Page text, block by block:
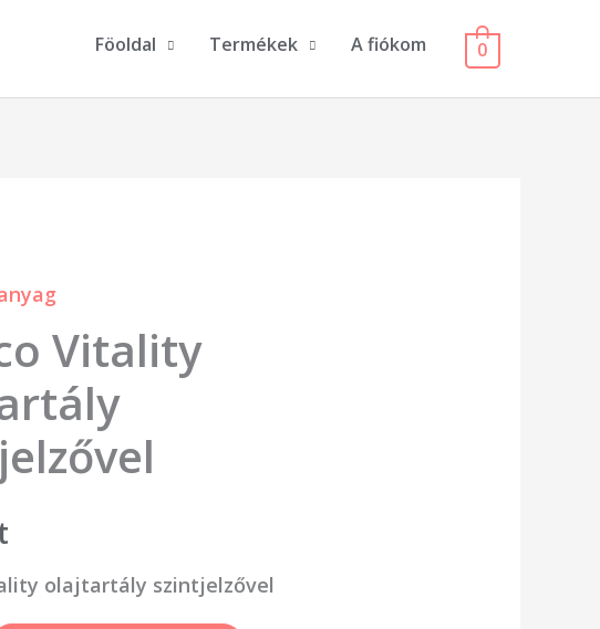
Föoldal Termékek A fiókom 0
Vitality
olajtartály szintjelzővel